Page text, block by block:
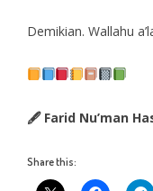
Demikian. Wallahu
🖋 Farid Nu’man
Share this: